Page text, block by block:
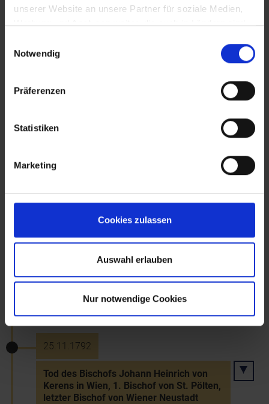
unserer Website an unsere Partner für soziale Medien,
Werbung und Analysen weiter, die auch in Ländern sind,
gegeben ist, und in denen Sie Ihre Rechte uU nicht
effektiv durchsetzen können. Unsere Partner führen
diese Informationen möglicherweise mit weiteren Daten
zusammen, die Sie ihnen bereitgestellt haben oder die
haben.
Notwendig
Präferenzen
Statistiken
Marketing
Cookies zulassen
Auswahl erlauben
Nur notwendige Cookies
20.4.1792
Kriegserklärung des revolutionären
Kaiserkrönung Franz' II. in Frankfurt
Fürst Kaunitz (seit 1753 Staatskanzler)
25.11.1792
Tod des Bischofs Johann Heinrich von
Kerens in Wien, 1. Bischof von St. Pölten,
letzter Bischof von Wiener Neustadt